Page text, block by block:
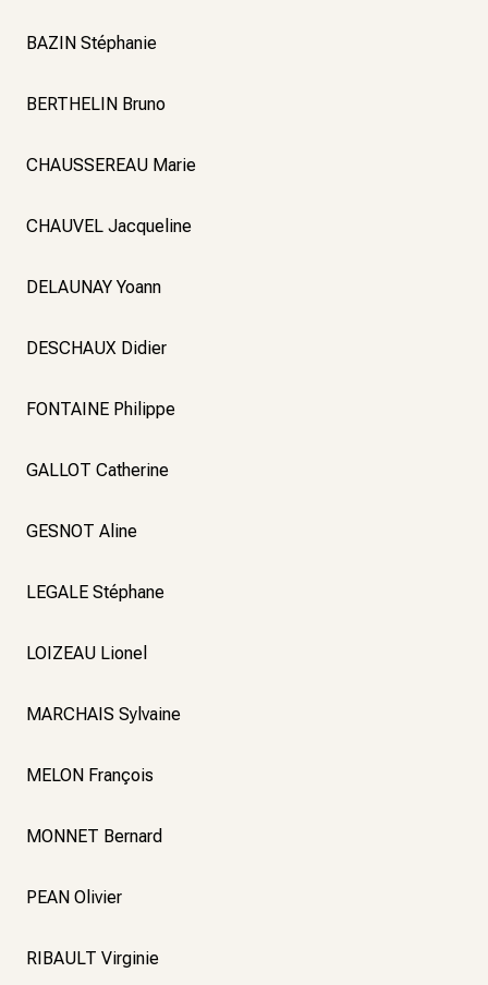
BAZIN Stéphanie
BERTHELIN Bruno
CHAUSSEREAU Marie
CHAUVEL Jacqueline
DELAUNAY Yoann
DESCHAUX Didier
FONTAINE Philippe
GALLOT Catherine
GESNOT Aline
LEGALE Stéphane
LOIZEAU Lionel
MARCHAIS Sylvaine
MELON François
MONNET Bernard
PEAN Olivier
RIBAULT Virginie